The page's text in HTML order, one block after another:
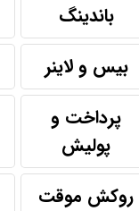
باندینگ
بیس و لاینر
پرداخت و
پولیش
روکش موقت